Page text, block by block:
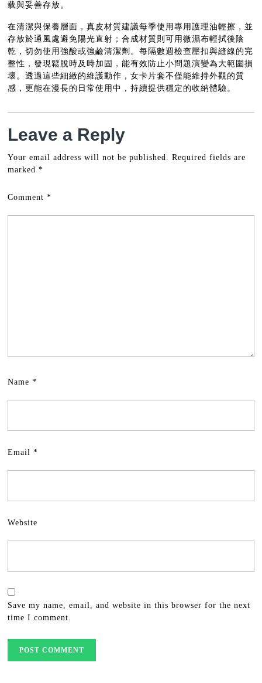
载與妥善存放。
在清潔與保養層面，真皮材質建議每季使用專用護理油輕擦，並
存放於通風處避免陽光直射；合成材質則可用微濕布輕拭後陰
乾，切勿使用強酸或強鹼清潔劑。每隔數週檢查壓扣與縫線的完
整性，發現鬆脫時及時加固，能有效防止小問題演變為大範圍損
壞。透過這些細緻的維護動作，女卡片套不僅能維持外觀的質
感，更能在漫長的日常使用中，持續提供穩定的收納體驗。
Leave a Reply
Your email address will not be published. Required fields are
marked*
Comment*
Name*
Email*
Website
Save my name, email, and website in this browser for the next
time I comment.